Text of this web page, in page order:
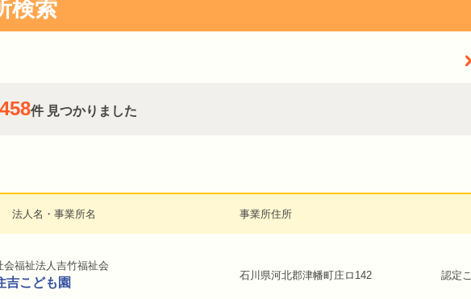
検索
458件 見つかりました
法人名・事業所名 事業所住所
会福祉法人吉竹福祉会
吉こども園
石川県河北郡津幡町庄ロ142 認定